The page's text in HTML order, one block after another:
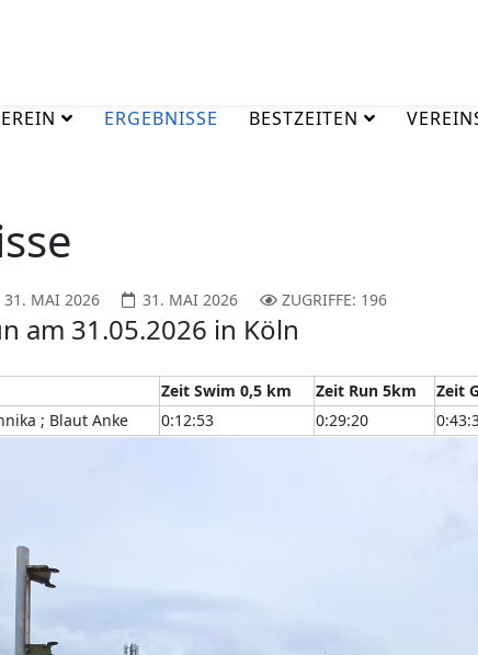
ERGEBNISSE BESTZEITEN
31. MAI 2026 31. MAI 2026 ZUGRIFFE: 196
am 31.05.2026 in Köln
Zeit Swim 0,5 km Zeit Run 5km
Zeit
; Blaut Anke 0:12:53 0:29:20